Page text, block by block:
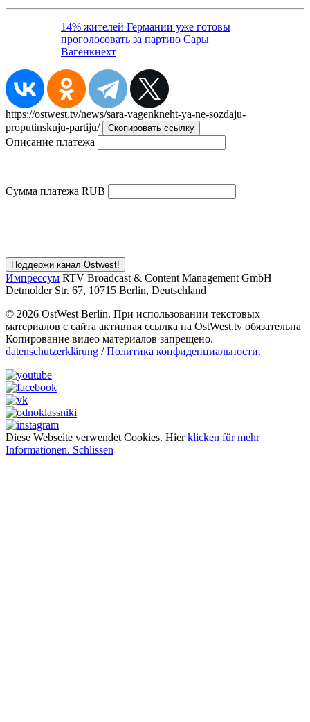
14% жителей Германии уже готовы
проголосовать за партию Сары
Вагенкнехт
https://ostwest.tv/news/sara-vagenkneht-ya-ne-sozdaju-
proputinskuju-partiju/
Скопировать ссылку
Описание платежа
Сумма платежа RUB
Импрессум RTV Broadcast & Content Management GmbH
Detmolder Str. 67, 10715 Berlin, Deutschland
© 2026 OstWest Berlin. При использовании текстовых
материалов с сайта активная ссылка на OstWest.tv обязательна
Копирование видео материалов запрещено.
datenschutzerklärung /Политика конфиденциальности.
Diese Webseite verwendet Cookies. Hierklicken für mehr
Informationen. Schlissen